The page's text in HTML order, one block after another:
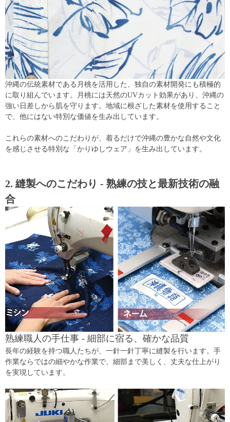
沖縄の伝統素材である月桃を活用した、独自の素材開発にも積極的
に取り組んでいます。月桃には天然のUVカット効果があり、沖縄の
強い日差しから肌を守ります。地域に根ざした素材を使用すること
で、他にはない特別な価値を生み出しています。
これらの素材へのこだわりが、着るだけで沖縄の豊かな自然や文化
を感じさせる特別な「かりゆしウェア」を生み出しています。
2. 縫製へのこだわり - 熟練の技と最新技術の融
合
熟練職人の手仕事 - 細部に宿る、確かな品質
長年の経験を持つ職人たちが、一針一針丁寧に縫製を行います。手
作業ならではの細やかな作業で、細部まで美しく、丈夫な仕上がり
を実現しています。